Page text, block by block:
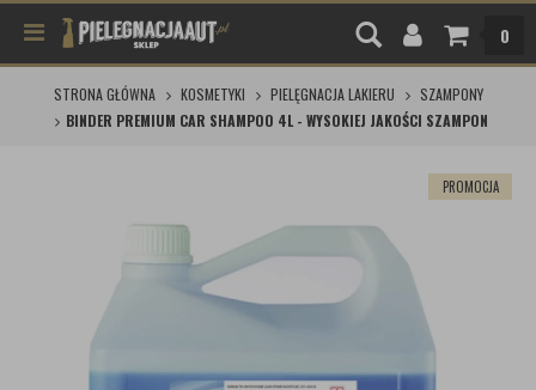
0
STRONA GŁÓWNA KOSMETYKI PIELĘGNACJA LAKIERU
SZAMPONY
BINDER PREMIUM CAR SHAMPOO 4L - WYSOKIEJ JAKOŚCI SZAMPON
PROMOCJA